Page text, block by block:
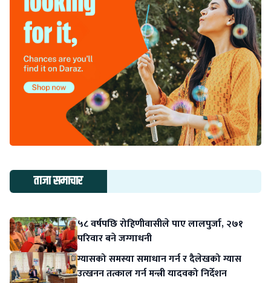
ताजा समाचार
५८ वर्षपछि रोहिणीवासीले पाए लालपुर्जा, २७१
परिवार बने जग्गाधनी
ग्यासको समस्या समाधान गर्न र दैलेखको ग्यास
उत्खनन तत्काल गर्न मन्त्री यादवको निर्देशन